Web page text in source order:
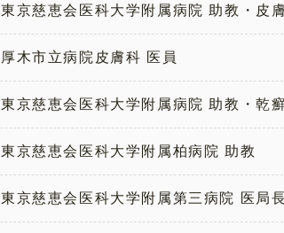
東京慈恵会医科大学附属病院 助教・皮
厚木市立病院皮膚科 医員
東京慈恵会医科大学附属病院 助教・乾
東京慈恵会医科大学附属柏病院 助教
東京慈恵会医科大学附属第三病院 医局